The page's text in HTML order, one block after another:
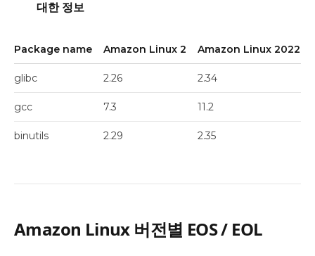
대한 정보
Package name Amazon Linux 2 Amazon Linux 2022
glibc 2.26 2.34
gcc 7.3 11.2
binutils 2.29 2.35
Amazon Linux 버전별 EOS / EOL